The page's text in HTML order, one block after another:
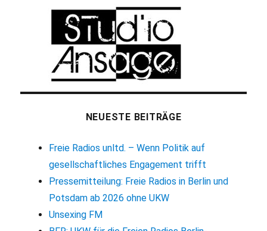
NEUESTE BEITRÄGE
Freie Radios unltd. – Wenn Politik auf
gesellschaftliches Engagement trifft
Pressemitteilung: Freie Radios in Berlin und
Potsdam ab 2026 ohne UKW
Unsexing FM